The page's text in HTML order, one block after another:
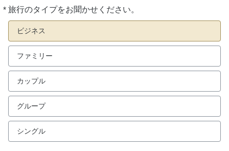
* 旅行のタイプをお聞かせください。
必
須
ビジネス
ファミリー
カップル
グループ
シングル